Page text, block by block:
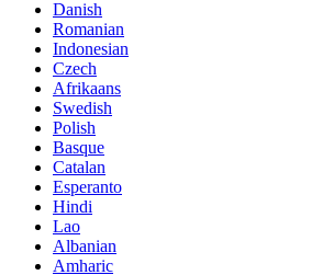
Danish
Romanian
Indonesian
Czech
Afrikaans
Swedish
Polish
Basque
Catalan
Esperanto
Hindi
Lao
Albanian
Amharic